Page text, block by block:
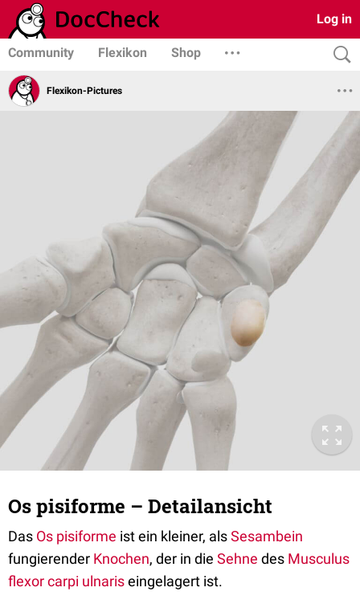
Log in
Community Flexikon Shop
Flexikon-Pictures
Os pisiforme – Detailansicht
Das Os pisiforme ist ein kleiner, alsSesambein
fungierender Knochen, der in die Sehne des Musculus
flexor carpi ulnariseingelagert ist.